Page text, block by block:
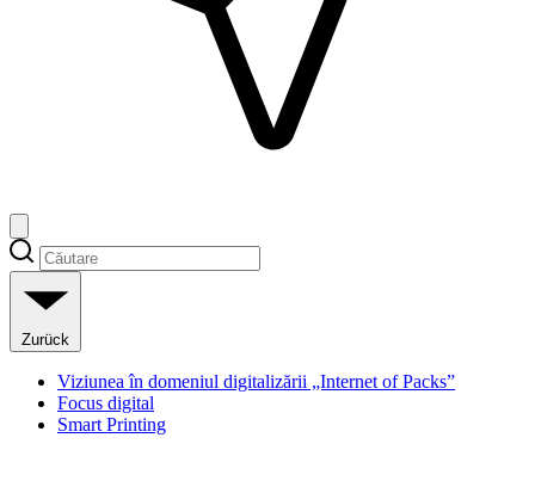
Zurück
Viziunea în domeniul digitalizării „Internet of Packs”
Focus digital
Smart Printing